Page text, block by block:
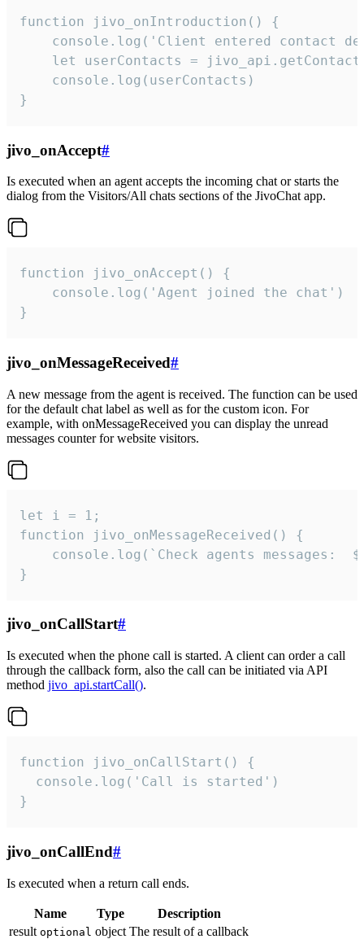
function jivo_onIntroduction() {
console.log('Client entered contact
let userContacts =
    console.log(userContacts)
}
jivo_onAccept#
Is executed when an agent accepts the incoming chat or starts the
dialog from the Visitors/All chats sections of the JivoChat app.
function jivo_onAccept() {
}
jivo_onMessageReceived#
A new message from the agent is received. The function can be used
for the default chat label as well as for the custom icon. For
example, with onMessageReceived you can display the unread
messages counter for website visitors.
let i = 1;
function jivo_onMessageReceived() {
}
jivo_onCallStart#
Is executed when the phone call is started. A client can order a call
through the callback form, also the call can be initiated via API
method jivo_api.startCall().
function jivo_onCallStart() {
  console.log('Call is started')
}
jivo_onCallEnd#
Is executed when a return call ends.
Name Type
Description
result optional object The result of a callback